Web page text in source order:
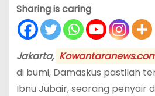
Sharing is caring
Jakarta,
di bumi, Damaskus pastilah
Ibnu Jubair, seorang penyair